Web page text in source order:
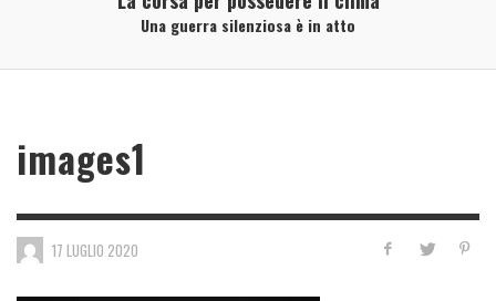
Una guerra silenziosa è in atto
images1
17 LUGLIO 2020